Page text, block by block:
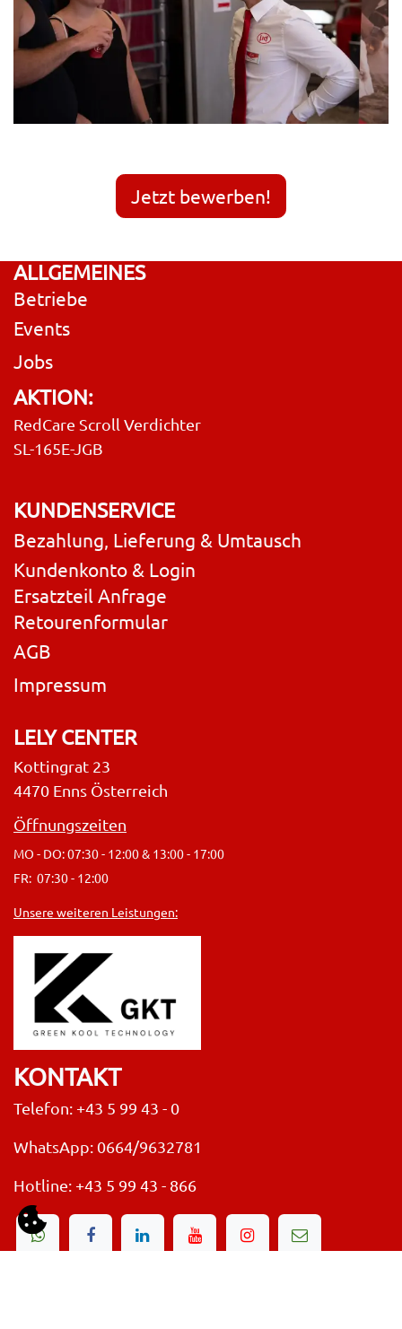
Jetzt bewerben!
ALLGEMEINES
Betriebe
Events
Jobs
AKTION:
RedCare Scroll Verdichter
SL-165E-JGB
KUNDENSERVICE
Bezahlung, Lieferung & Umtausch
Kundenkonto & Login
Ersatzteil Anfrage
Retourenformular
AGB
Impressum
LELY CENTER
Kottingrat 23
4470 Enns Österreich
Öffnungszeiten
MO - DO: 07:30 - 12:00 & 13:00 - 17:00
FR: 07:30 - 12:00
Unsere weiteren Leistungen:
KONTAKT
Telefon: +43 5 99 43 - 0
WhatsApp: 0664/9632781
Hotline: +43 5 99 43 - 866